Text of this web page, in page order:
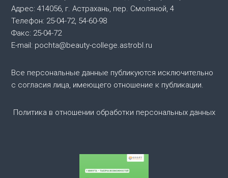
я
п
з
Адрес: 414056, г. Астрахань, пер. Смоляной, 4
Телефон: 25-04-72, 54-60-98
Факс: 25-04-72
E-mail: pochta@beauty-college.astrobl.ru
Все персональные данные публикуются исключительно
с согласия лица, имеющего отношение к публикации.
Политика в отношении обработки персональных данных